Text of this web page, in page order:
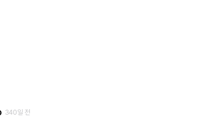
340일 전